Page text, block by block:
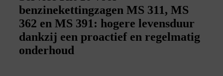
benzinekettingzagen MS 311, MS
362 en MS 391: hogere levensduur
dankzij een proactief en regelmatig
onderhoud